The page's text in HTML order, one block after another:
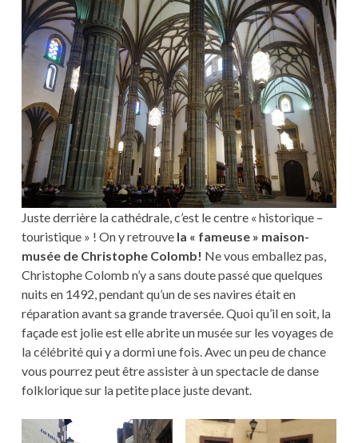
Juste derrière la cathédrale, c’est le centre « historique –
touristique » ! On y retrouve la « fameuse » maison-
musée de Christophe Colomb! Ne vous emballez pas,
Christophe Colomb n’y a sans doute passé que quelques
nuits en 1492, pendant qu’un de ses navires était en
réparation avant sa grande traversée. Quoi qu’il en soit, la
façade est jolie est elle abrite un musée sur les voyages de
la célébrité qui y a dormi une fois. Avec un peu de chance
vous pourrez peut être assister à un spectacle de danse
folklorique sur la petite place juste devant.